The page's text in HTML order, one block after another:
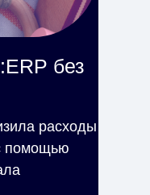
без
расходы
помощью